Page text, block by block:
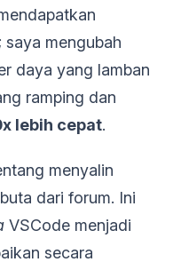
mengubah
daya yang lamban
ramping dan
lebih cepat.
menyalin
dari forum. Ini
VSCode menjadi
secara